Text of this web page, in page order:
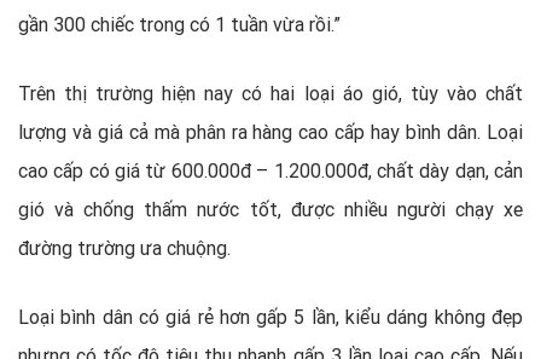
gần 300 chiếc trong có 1 tuần vừa rồi.”
Trên thị trường hiện nay có hai loại áo gió, tùy vào chất
lượng và giá cả mà phân ra hàng cao cấp hay bình dân. Loại
cao cấp có giá từ 600.000đ – 1.200.000đ, chất dày dạn, cản
gió và chống thấm nước tốt, được nhiều người chạy xe
đường trường ưa chuộng.
Loại bình dân có giá rẻ hơn gấp 5 lần, kiểu dáng không đẹp